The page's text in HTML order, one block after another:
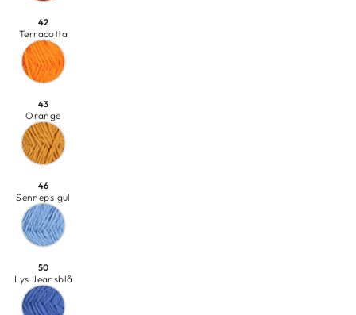
42
Terracotta
43
Orange
46
Senneps gul
50
Lys Jeansblå